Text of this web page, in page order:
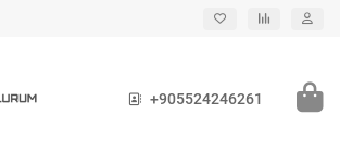
+905524246261